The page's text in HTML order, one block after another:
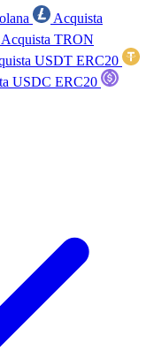
Acquista
Acquista TRON
USDT ERC20
USDC ERC20